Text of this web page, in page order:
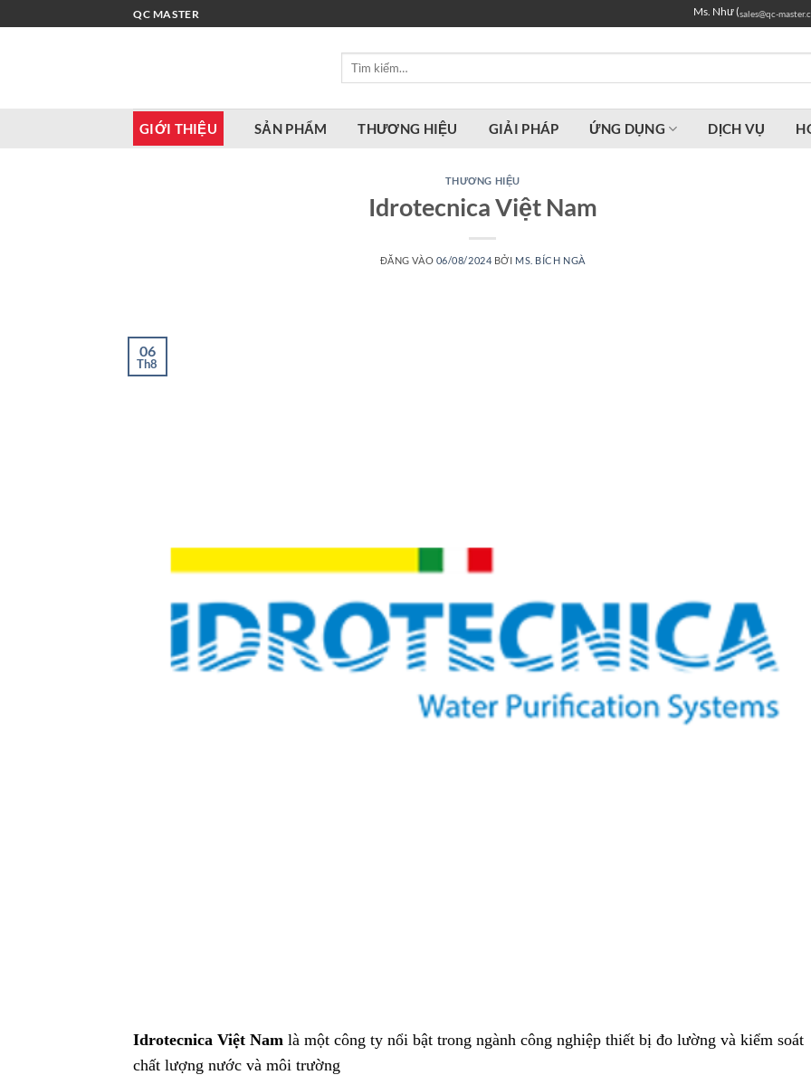
qua
QC MASTER Ms. Như (sales@qc-
Tìm
GIỚI THIỆU SẢN PHẨM THƯƠNG HIỆU GIẢI PHÁP ỨNG DỤNG DỊCH VỤ
THƯƠNG HIỆU
Idrotecnica Việt Nam
ĐĂNG VÀO 06/08/2024 BỞI MS. BÍCH NGÀ
06
Th8
Idrotecnica Việt Nam là một công ty nổi bật trong ngành công nghiệp thiết bị đo lường và kiểm soát
chất lượng nước và môi trường